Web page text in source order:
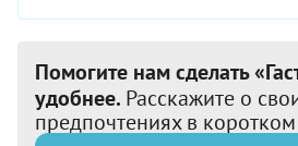
Помогите нам сделать
удобнее. Расскажите о
предпочтениях в